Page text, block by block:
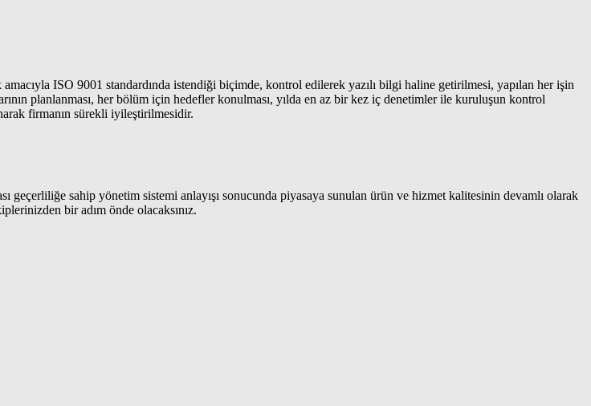
ISO 9001 standardında istendiği biçimde, kontrol edilerek yazılı bilgi haline getirilmesi, yapılan her işin
planlanması, her bölüm için hedefler konulması, yılda en az bir kez iç denetimler ile kuruluşun kontrol
firmanın sürekli iyileştirilmesidir.
geçerliliğe sahip yönetim sistemi anlayışı sonucunda piyasaya sunulan ürün ve hizmet kalitesinin devamlı olarak
bir adım önde olacaksınız.